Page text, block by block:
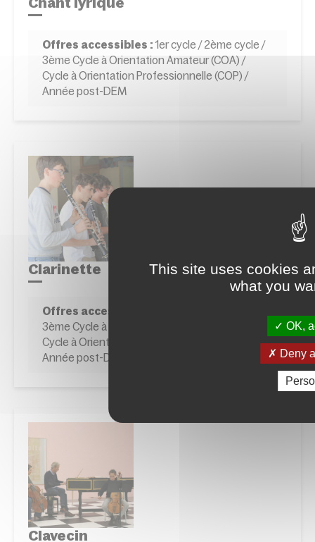
Offres accessibles : 1er cycle / 2ème cycle /
3ème Cycle à Orientation Amateur (COA) /
Cycle à Orientation Professionnelle (COP) /
Année post-DEM
Clarinette
Offres accessibles :
3ème Cycle à Orientation Amateur (COA) /
Cycle à Orientation Professionnelle (COP) /
Année post-DEM
Clavecin
This site uses cookies
what you
OK,
Deny